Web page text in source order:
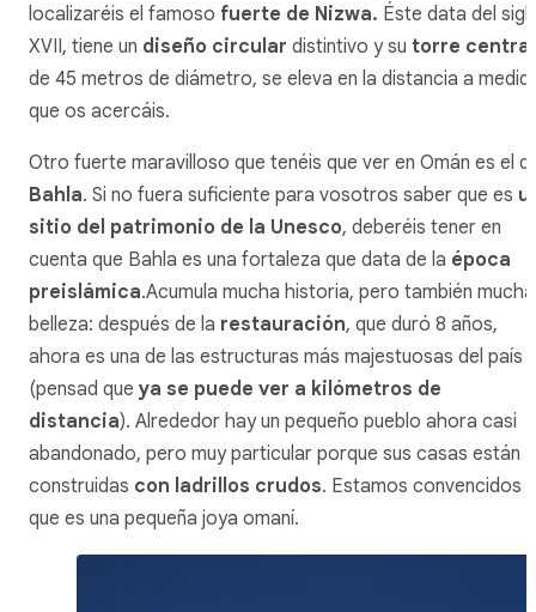
localizaréis el famoso fuerte de Nizwa. Éste data del
XVII, tiene un diseño circular distintivo y su torre central
de 45 metros de diámetro, se eleva en la distancia a
que os acercáis.
Otro fuerte maravilloso que tenéis que ver en Omán es el
Bahla. Si no fuera suficiente para vosotros saber que es
sitio del patrimonio de la Unesco, deberéis tener en
cuenta que Bahla es una fortaleza que data de la época
preislámica.Acumula mucha historia, pero también mucha
belleza: después de la restauración, que duró 8 años,
ahora es una de las estructuras más majestuosas del país
(pensad que ya se puede ver a kilómetros de
distancia). Alrededor hay un pequeño pueblo ahora casi
abandonado, pero muy particular porque sus casas están
construidas con ladrillos crudos. Estamos convencidos
que es una pequeña joya omaní.